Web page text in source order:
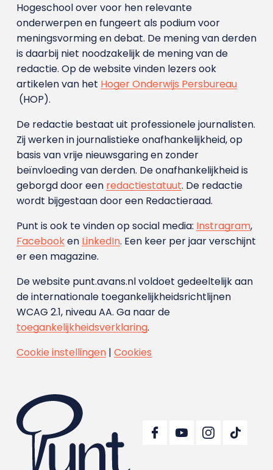
Hogeschool over voor hen relevante
onderwerpen en fungeert als podium voor
meningsvorming en debat. De mening van derden
is daarbij niet noodzakelijk de mening van de
redactie. Op de website vinden lezers ook
artikelen van het Hoger Onderwijs Persbureau
(HOP).
De redactie bestaat uit professionele journalisten.
Zij werken in journalistieke onafhankelijkheid, op
basis van vrije nieuwsgaring en zonder
beïnvloeding van derden. De onafhankelijkheid is
geborgd door een redactiestatuut. De redactie
wordt bijgestaan door een Redactieraad.
Punt is ook te vinden op social media: Instragram,
Facebooken LinkedIn. Een keer per jaar verschijnt
er een magazine.
De website punt.avans.nl voldoet gedeeltelijk aan
de internationale toegankelijkheidsrichtlijnen
WCAG 2.1, niveau AA. Ga naar de
toegankelijkheidsverklaring.
Cookie instellingen| Cookies